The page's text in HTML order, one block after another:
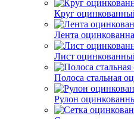
Круг
Лента
Лист
Полоса стальная
Рулон